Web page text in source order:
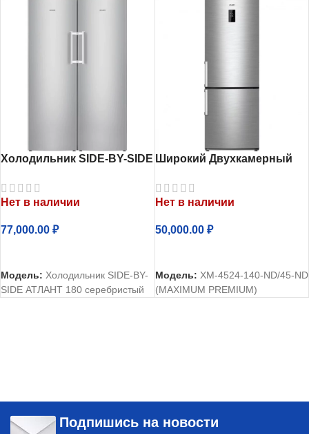
Холодильник SIDE-BY-SIDE
Нет в наличии
77,000.00 ₽
Модель: Холодильник SIDE-BY-
SIDE АТЛАНТ 180 серебристый
Широкий Двухкамерный
ХМ-4524-140-ND
Нет в наличии
50,000.00 ₽
Модель: ХМ-4524-140-ND/45-ND
(MAXIMUM PREMIUM)
Подпишись на новости